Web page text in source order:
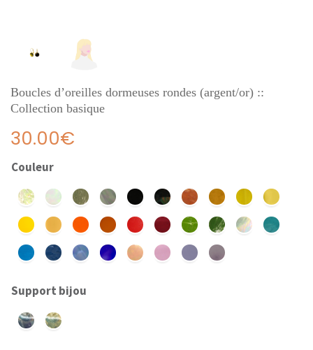
Boucles d’oreilles dormeuses rondes (argent/or) ::
Collection basique
30.00€
Couleur
Support bijou